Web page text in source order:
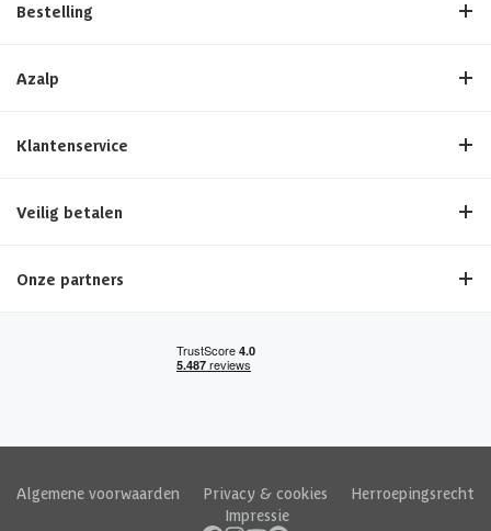
Bestelling
Azalp
Klantenservice
Veilig betalen
Onze partners
Algemene voorwaarden Privacy & cookies
Herroepingsrecht
Impressie